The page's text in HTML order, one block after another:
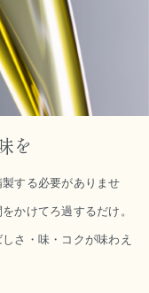
を
する必要がありませ
かけてろ過するだけ。
さ・味・コクが味わえ